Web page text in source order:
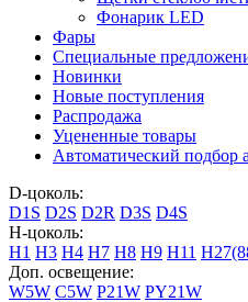
Фонарик LED
Фары
Специальные
Новинки
Новые поступления
Распродажа
Уцененные товары
Автоматический подбор
D-цоколь:
D1S D2S D2R D3S D4S
H-цоколь:
H1 H3 H4 H7 H8 H9 H11
Доп. освещение:
W5W C5W P21W PY21W